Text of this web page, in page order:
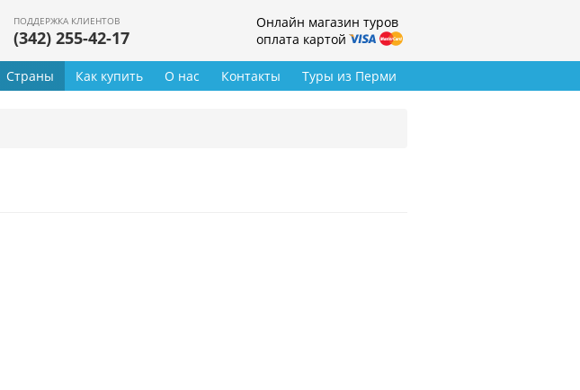
ПОДДЕРЖКА КЛИЕНТОВ
(342) 255-42-17
Онлайн магазин туров
оплата картой
Туры из Перми
Страны Как купить О нас Контакты